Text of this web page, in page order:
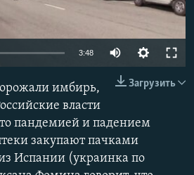
КРЫМА
404p
3:48
270p
404p
Загрузить
имбирь,
власти
пандемией и падением
закупают пачками
Испании (украинка по